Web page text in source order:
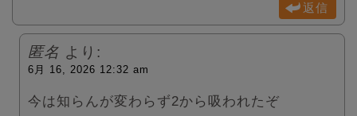
返信
匿名 より:
6月 16, 2026 12:32 am
今は知らんが変わらず2から吸われたぞ